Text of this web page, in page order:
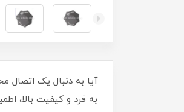
به فرد و کیفیت بالا،